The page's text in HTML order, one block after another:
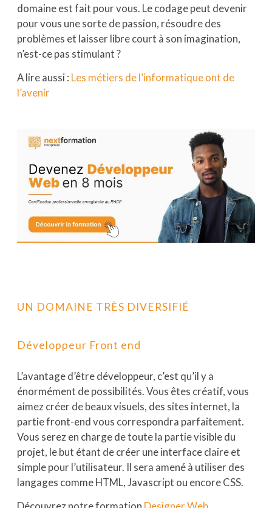
domaine est fait pour vous. Le codage peut devenir
pour vous une sorte de passion, résoudre des
problèmes et laisser libre court à son imagination,
n’est-ce pas stimulant ?
A lire aussi : Les métiers de l’informatique ont de
l’avenir
UN DOMAINE TRÈS DIVERSIFIÉ
Développeur Front end
L’avantage d’être développeur, c’est qu’il y a
énormément de possibilités. Vous êtes créatif, vous
aimez créer de beaux visuels, des sites internet, la
partie front-end vous correspondra parfaitement.
Vous serez en charge de toute la partie visible du
projet, le but étant de créer une interface claire et
simple pour l’utilisateur. Il sera amené à utiliser des
langages comme HTML, Javascript ou encore CSS.